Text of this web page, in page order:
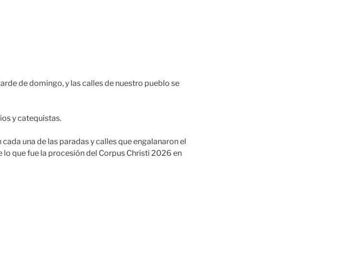
de domingo, y las calles de nuestro pueblo se
y catequistas.
una de las paradas y calles que engalanaron el
que fue la procesión del Corpus Christi 2026 en